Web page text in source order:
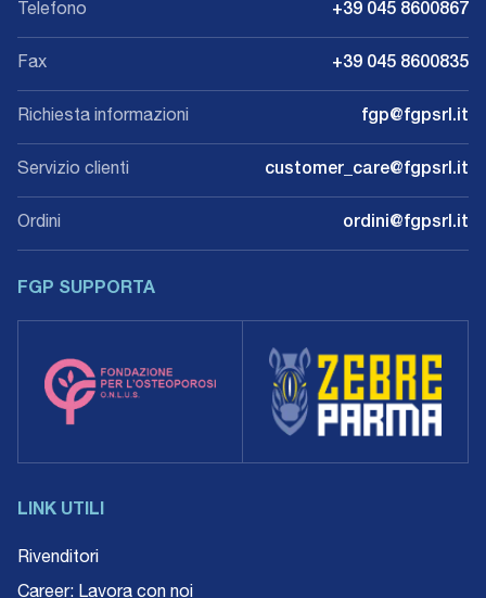
Telefono +39 045 8600867
Fax +39 045 8600835
Richiesta informazioni fgp@fgpsrl.it
Servizio clienti customer_care@fgpsrl.it
Ordini ordini@fgpsrl.it
FGP SUPPORTA
LINK UTILI
Rivenditori
Career: Lavora con noi